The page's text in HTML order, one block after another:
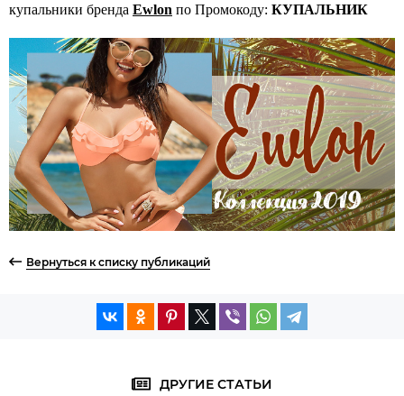
купальники бренда Ewlon по Промокоду: КУПАЛЬНИК
Вернуться к списку публикаций
ДРУГИЕ СТАТЬИ